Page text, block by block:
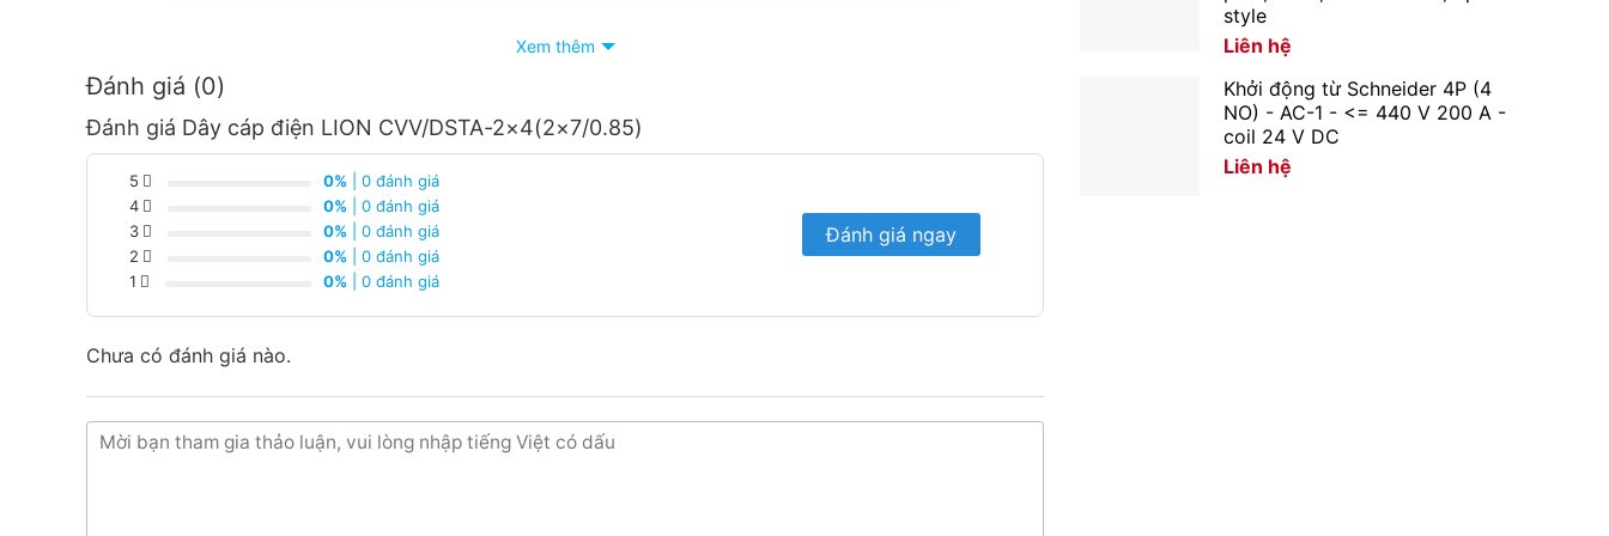
mãi tốt
Xem thêm
Đánh giá (0)
Đánh giá Dây cáp điện LION CVV/DSTA-2×4(2×7/0.85)
5 0% | 0 đánh giá
4
0% | 0 đánh giá
3
0% | 0 đánh giá
2
0% | 0 đánh giá
1
0% | 0 đánh giá
Đánh giá ngay
Chưa có đánh giá nào.
style
Liên hệ
Khởi động từ Schneider 4P (4
NO) - AC-1 - <= 440 V 200 A -
coil 24 V DC
Liên hệ